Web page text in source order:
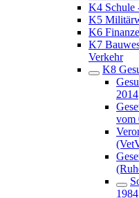
K4 Schule
K5
K6
K7
Verkehr
K8
2014
vom
1984